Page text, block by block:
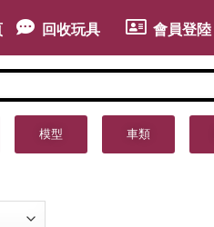
回收玩具 會員登陸
模型 車類